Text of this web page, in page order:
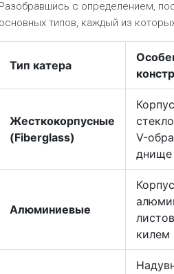
Разобравшись с определением,
основных типов, каждый из
Тип катера
Жесткокорпусные
(Fiberglass)
V-
днище
Алюминиевые
килем